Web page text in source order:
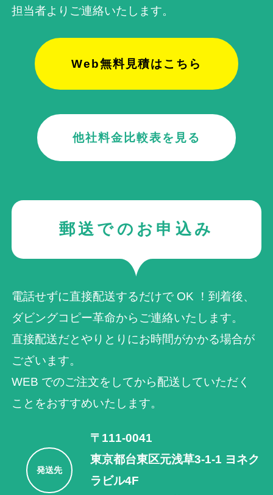
担当者よりご連絡いたします。
Web無料見積はこちら
他社料金比較表を見る
郵送でのお申込み
電話せずに直接配送するだけで OK ！到着後、
ダビングコピー革命からご連絡いたします。
直接配送だとやりとりにお時間がかかる場合が
ございます。
WEB でのご注⽂をしてから配送していただく
ことをおすすめいたします。
発送先
〒111-0041
東京都台東区元浅草3-1-1 ヨネク
ラビル4F